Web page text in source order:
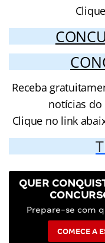
Receba
notícias
Clique no link
QUER
Prepare-se com
COMECE A